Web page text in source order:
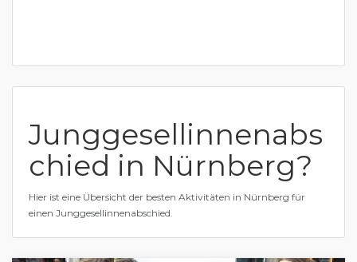
Junggesellinnenabs
chied in Nürnberg?
Hier ist eine Übersicht der besten Aktivitäten in Nürnberg für
einen Junggesellinnenabschied.